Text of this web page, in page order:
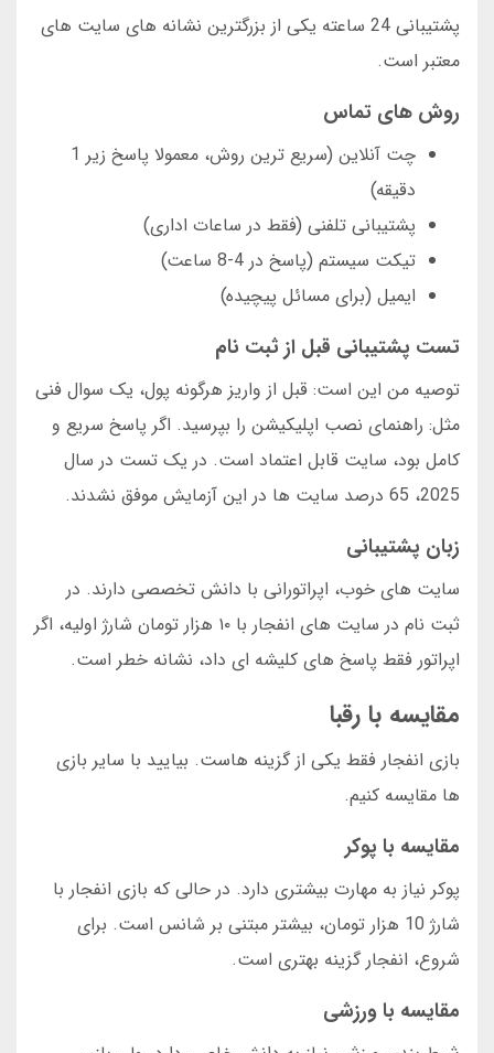
پشتیبانی 24 ساعته یکی از بزرگترین نشانه های سایت های
معتبر است.
روش های تماس
چت آنلاین (سریع ترین روش، معمولا پاسخ زیر 1
دقیقه)
پشتیبانی تلفنی (فقط در ساعات اداری)
تیکت سیستم (پاسخ در 4-8 ساعت)
ایمیل (برای مسائل پیچیده)
تست پشتیبانی قبل از ثبت نام
توصیه من این است: قبل از واریز هرگونه پول، یک سوال فنی
مثل: راهنمای نصب اپلیکیشن را بپرسید. اگر پاسخ سریع و
کامل بود، سایت قابل اعتماد است. در یک تست در سال
2025، 65 درصد سایت ها در این آزمایش موفق نشدند.
زبان پشتیبانی
سایت های خوب، اپراتورانی با دانش تخصصی دارند. در
ثبت نام در سایت های انفجار با ۱۰ هزار تومان شارژ اولیه، اگر
اپراتور فقط پاسخ های کلیشه ای داد، نشانه خطر است.
مقایسه با رقبا
بازی انفجار فقط یکی از گزینه هاست. بیایید با سایر بازی
ها مقایسه کنیم.
مقایسه با پوکر
پوکر نیاز به مهارت بیشتری دارد. در حالی که بازی انفجار با
شارژ 10 هزار تومان، بیشتر مبتنی بر شانس است. برای
شروع، انفجار گزینه بهتری است.
مقایسه با ورزشی